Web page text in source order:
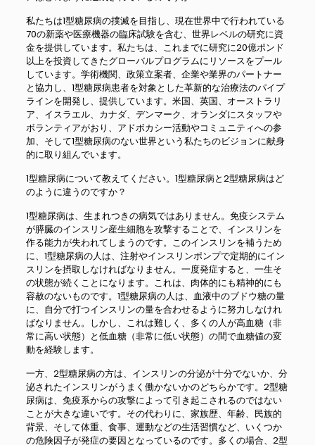
私たちは1型糖尿病の撲滅を目指し、現在世界中で行われている
70の新薬や医療機器の臨床試験を含む、世界レベルの研究に資
金を提供しています。私たちは、これまでに研究に20億ポンド
以上を投資してきたグローバルプログラムにリソースをプール
しています。学術機関、政策立案者、企業や業界のパートナー
と協力し、1型糖尿病患者を対象とした革新的な治療法のパイプ
ラインを開発し、提供しています。米国、英国、オーストラリ
ア、イスラエル、カナダ、デンマーク、オランダにスタッフや
ボランティアがおり、アドボカシー活動やコミュニティへの参
加、そして1型糖尿病のない世界という私たちのビジョンに献身
的に取り組んでいます。
1型糖尿病について教えてください。1型糖尿病と2型糖尿病はど
のように違うのですか？
1型糖尿病は、生まれつきの病気ではありません。免疫システム
が膵臓のインスリン産生細胞を攻撃することで、インスリンを
作る能力が失われてしまうのです。このインスリンを補うため
に、1型糖尿病の人は、注射やインスリンポンプで定期的にイン
スリンを摂取しなければなりません。一度発症すると、一生そ
の状態が続くことになります。これは、肉体的にも精神的にも
容赦のないものです。1型糖尿病の人は、血液中のブドウ糖の量
に、自分で打つインスリンの量を合わせるように努力しなけれ
ばなりません。しかし、これは難しく、多くの人が高血糖（非
常に高い状態）と低血糖（非常に低い状態）の間で血糖値の変
動を経験します。
一方、2型糖尿病の方は、インスリンの分泌が十分でないか、分
泌されたインスリンがうまく働かないかのどちらかです。2型糖
尿病は、免疫系からの攻撃によって引き起こされるのではない
ことが大きな違いです。その代わりに、家族歴、年齢、民族的
背景、そして体重、食事、運動などの生活習慣など、いくつか
の危険因子が発症の要因となっているのです。多くの場合、2型